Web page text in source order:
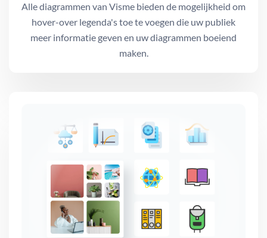
Alle diagrammen van Visme bieden de mogelijkheid om
hover-over legenda's toe te voegen die uw publiek
meer informatie geven en uw diagrammen boeiend
maken.